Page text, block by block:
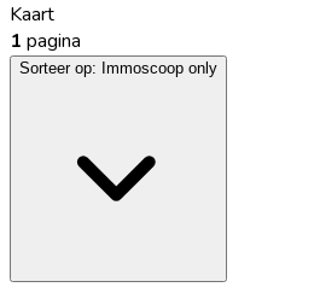
Kaart
1 pagina
Sorteer op: Immoscoop only